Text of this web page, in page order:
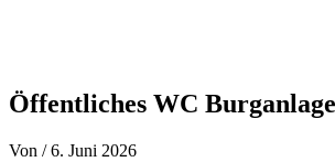
Öffentliches WC
Von /6. Juni 2026